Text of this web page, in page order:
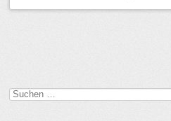
Suchen
nach: